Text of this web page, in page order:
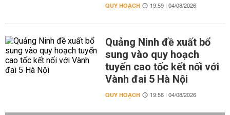
QUY HOẠCH 19:59 | 04/08/2026
Quảng Ninh đề xuất bổ
sung vào quy hoạch
tuyến cao tốc kết nối với
Vành đai 5 Hà Nội
QUY HOẠCH 19:56 | 04/08/2026